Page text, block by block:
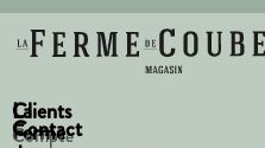
La
Ferme
Clients
Compte
Contact